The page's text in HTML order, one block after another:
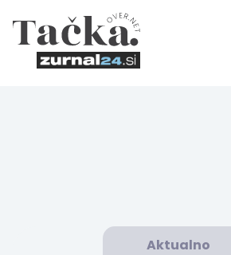
Aktualno